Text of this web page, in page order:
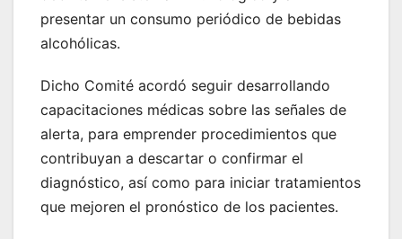
presentar un consumo periódico de bebidas
alcohólicas.
Dicho Comité acordó seguir desarrollando
capacitaciones médicas sobre las señales de
alerta, para emprender procedimientos que
contribuyan a descartar o confirmar el
diagnóstico, así como para iniciar tratamientos
que mejoren el pronóstico de los pacientes.